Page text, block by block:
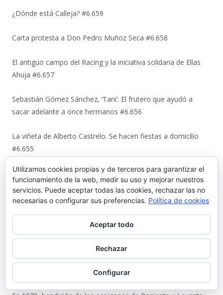
¿Dónde está Calleja? #6.659
Carta protesta a Don Pedro Muñoz Seca #6.658
El antiguo campo del Racing y la iniciativa solidaria de Elías
Ahuja #6.657
Sebastián Gómez Sánchez, ‘Tani’. El frutero que ayudó a
sacar adelante a once hermanos #6.656
La viñeta de Alberto Castrelo. Se hacen fiestas a domicilio
#6.655
Cuando «el Pavirri» llevaba a El Puerto en la garganta #6.654
Luis Suárez Ávila y Pepita Lena: una tertulia de 2004 sobre el
Urbaluz, cuando El Puerto se vistió la americana #6.652
Los últimos coletazos de una enseñanza basada en el miedo
Utilizamos cookies propias y de terceros para garantizar el
funcionamiento de la web, medir su uso y mejorar nuestros
servicios. Puede aceptar todas las cookies, rechazar las no
necesarias o configurar sus preferencias. Política de cookies
Aceptar todo
Rechazar
Configurar